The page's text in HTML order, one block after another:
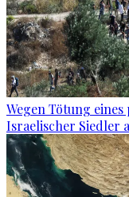
Wegen Tötung
Israelischer Siedler